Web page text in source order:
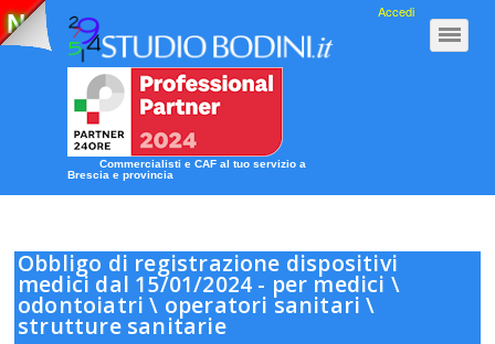
Commercialisti e CAF al tuo servizio a
Brescia e provincia
Accedi
Nuova Guida 2020
Clicca qui!
Obbligo di registrazione dispositivi
medici dal 15/01/2024 - per medici \
odontoiatri \ operatori sanitari \
strutture sanitarie